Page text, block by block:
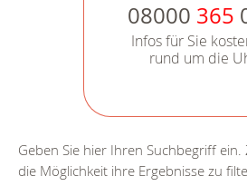
08000 365
Infos für Sie
rund um die
Geben Sie hier Ihren Suchbegriff ein.
die Möglichkeit ihre Ergebnisse zu